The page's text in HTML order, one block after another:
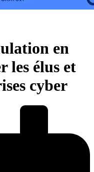
en
les élus et
cyber